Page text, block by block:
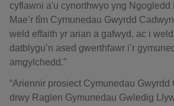
cyflawni a'u cynorthwyo yng Ngogledd
Mae’r tîm Cymunedau Gwyrdd
weld effaith yr arian a gafwyd, ac i
datblygu’n ased gwerthfawr i’r
amgylchedd.”
“Ariennir prosiect Cymunedau Gwyrdd
drwy Raglen Gymunedau Gwledig